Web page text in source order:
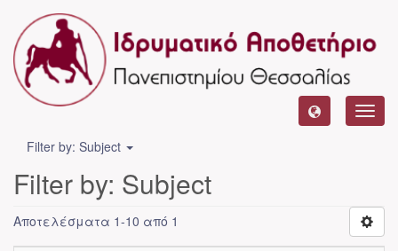
Filter by: Subject
Filter by: Subject
Αποτελέσματα 1-10 από 1